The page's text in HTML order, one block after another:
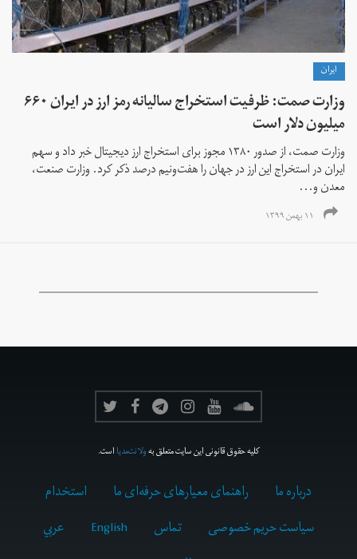
ايران
وزارت صمت: ظرفیت استخراج سالیانه رمز ارز در ایران ۶۶۰
میلیون دلار است
وزارت صمت، از صدور ۱۳۸۰ مجوز برای استخراج ارز دیجیتال خبر داد و سهم
ایران در استخراج این ارز در جهان را هفت‌ونیم درصد ذکر کرد. وزارت صنعت،
معدن و...
۱۱ بهمن ۱۳۹۹
کلیه حقوق قانونی این سایت متعلق بهولانت‌مدیااست.
درباره ما راهنمای معیارهای حرفه‌ای ما
استخدام
سیاست حریم خصوصی
تماس English
عربي